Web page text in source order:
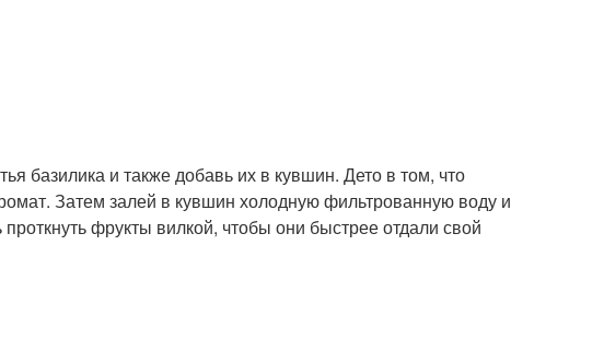
базилика и также добавь их в кувшин. Дето в том, что
Затем залей в кувшин холодную фильтрованную воду и
фрукты вилкой, чтобы они быстрее отдали свой